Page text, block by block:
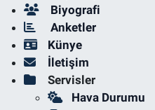
Biyografi
Anketler
Künye
İletişim
Servisler
Hava Durumu